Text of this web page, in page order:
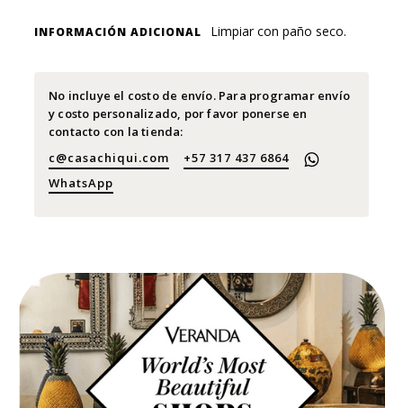
INFORMACIÓN ADICIONAL Limpiar con paño seco.
No incluye el costo de envío. Para programar envío
y costo personalizado, por favor ponerse en
contacto con la tienda:
c@casachiqui.com
+57 317 437 6864
WhatsApp